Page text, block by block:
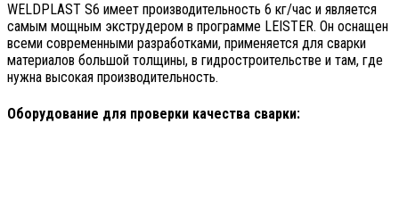
WELDPLAST S6 имеет производительность 6 кг/час и является
самым мощным экструдером в программе LEISTER. Он оснащен
всеми современными разработками, применяется для сварки
материалов большой толщины, в гидростроительстве и там, где
нужна высокая производительность.
Оборудование для проверки качества сварки: